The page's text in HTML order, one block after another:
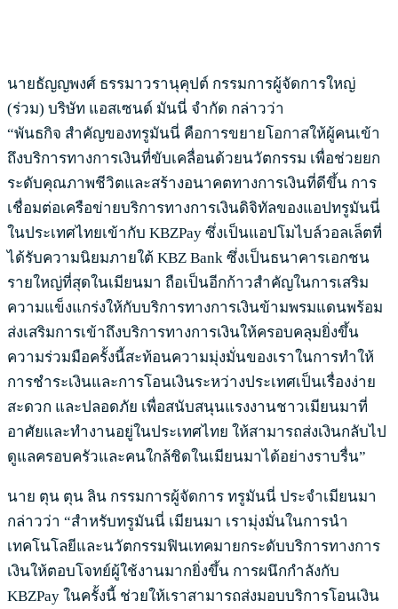
นายธัญญพงศ์ ธรรมาวรานุคุปต์ กรรมการผู้จัดการใหญ่
(ร่วม) บริษัท แอสเซนด์ มันนี่ จำกัด กล่าวว่า
“พันธกิจ สำคัญของทรูมันนี่ คือการขยายโอกาสให้ผู้คนเข้า
ถึงบริการทางการเงินที่ขับเคลื่อนด้วยนวัตกรรม เพื่อช่วยยก
ระดับคุณภาพชีวิตและสร้างอนาคตทางการเงินที่ดีขึ้น การ
เชื่อมต่อเครือข่ายบริการทางการเงินดิจิทัลของแอปทรูมันนี่
ในประเทศไทยเข้ากับ KBZPay ซึ่งเป็นแอปโมไบล์วอลเล็ตที่
ได้รับความนิยมภายใต้ KBZ Bank ซึ่งเป็นธนาคารเอกชน
รายใหญ่ที่สุดในเมียนมา ถือเป็นอีกก้าวสำคัญในการเสริม
ความแข็งแกร่งให้กับบริการทางการเงินข้ามพรมแดนพร้อม
ส่งเสริมการเข้าถึงบริการทางการเงินให้ครอบคลุมยิ่งขึ้น
ความร่วมมือครั้งนี้สะท้อนความมุ่งมั่นของเราในการทำให้
การชำระเงินและการโอนเงินระหว่างประเทศเป็นเรื่องง่าย
สะดวก และปลอดภัย เพื่อสนับสนุนแรงงานชาวเมียนมาที่
อาศัยและทำงานอยู่ในประเทศไทย ให้สามารถส่งเงินกลับไป
ดูแลครอบครัวและคนใกล้ชิดในเมียนมาได้อย่างราบรื่น”
นาย ตุน ตุน ลิน กรรมการผู้จัดการ ทรูมันนี่ ประจำเมียนมา
กล่าวว่า “สำหรับทรูมันนี่ เมียนมา เรามุ่งมั่นในการนำ
เทคโนโลยีและนวัตกรรมฟินเทคมายกระดับบริการทางการ
เงินให้ตอบโจทย์ผู้ใช้งานมากยิ่งขึ้น การผนึกกำลังกับ
KBZPay ในครั้งนี้ ช่วยให้เราสามารถส่งมอบบริการโอนเงิน